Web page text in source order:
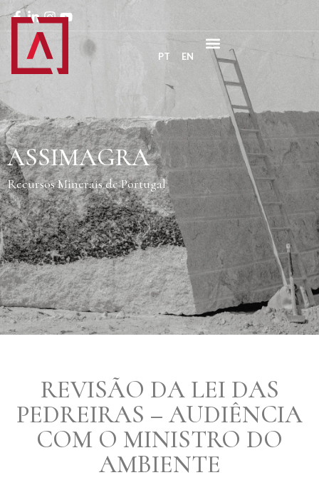
PT EN
ASSIMAGRA
Recursos Minerais de Portugal
REVISÃO DA LEI DAS
PEDREIRAS – AUDIÊNCIA
COM O MINISTRO DO
AMBIENTE